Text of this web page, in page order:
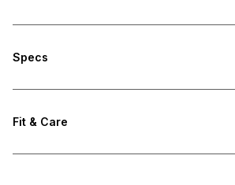
Specs
Fit & Care